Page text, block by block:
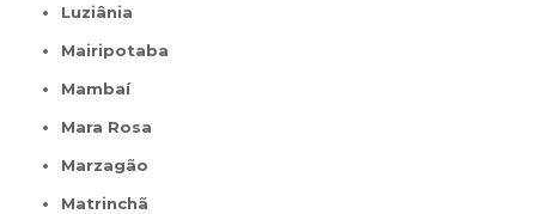
Luziânia
Mairipotaba
Mambaí
Mara Rosa
Marzagão
Matrinchã